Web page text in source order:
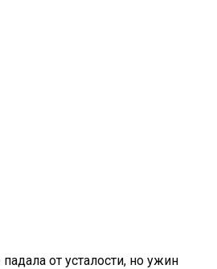
от усталости, но ужин